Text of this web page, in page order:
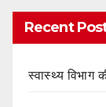
Recent
स्वास्थ्य विभाग